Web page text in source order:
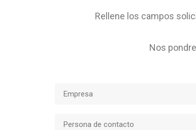
Rellene los campos
Nos